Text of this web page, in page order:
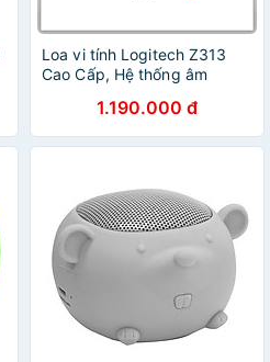
Loa vi tính Logitech Z313
Cao Cấp, Hệ thống âm
1.190.000 đ